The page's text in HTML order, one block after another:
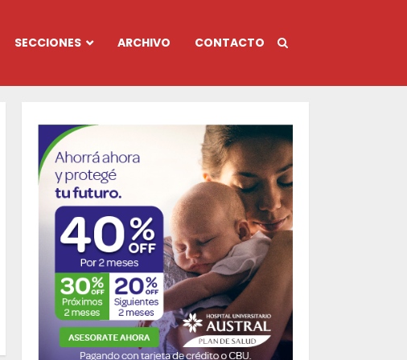
SECCIONES ARCHIVO CONTACTO